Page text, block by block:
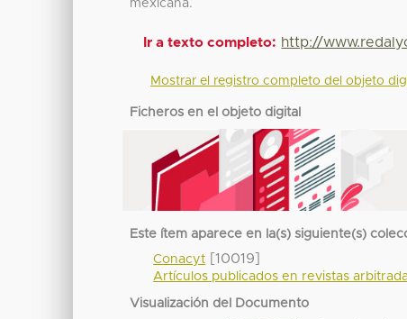
mexicana.
Ir a texto completo: http://
Mostrar el registro completo del objeto
Ficheros en el objeto digital
Este ítem aparece en la(s) siguiente(s)
Conacyt [10019]
Artículos publicados en revistas
Visualización del Documento